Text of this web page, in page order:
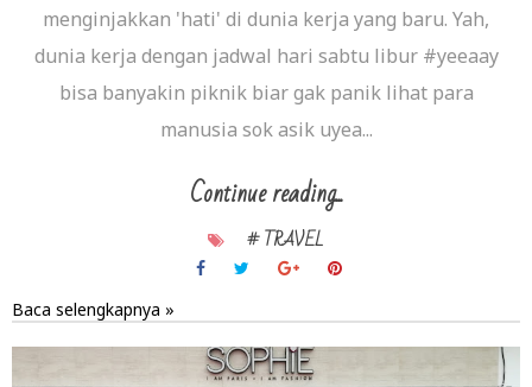
menginjakkan 'hati' di dunia kerja yang baru. Yah,
dunia kerja dengan jadwal hari sabtu libur #yeeaay
bisa banyakin piknik biar gak panik lihat para
manusia sok asik uyea...
Continue reading...
# TRAVEL
Baca selengkapnya »